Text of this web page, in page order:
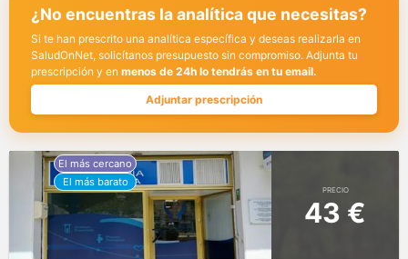
¿No encuentras la analítica que necesitas?
Si te han prescrito una analítica específica y deseas realizarla en
SaludOnNet, solicítanos presupuesto sin compromiso. Adjunta tu
prescripción y en menos de 24h lo tendrás en tu email.
Adjuntar prescripción
PRECIO
43 €